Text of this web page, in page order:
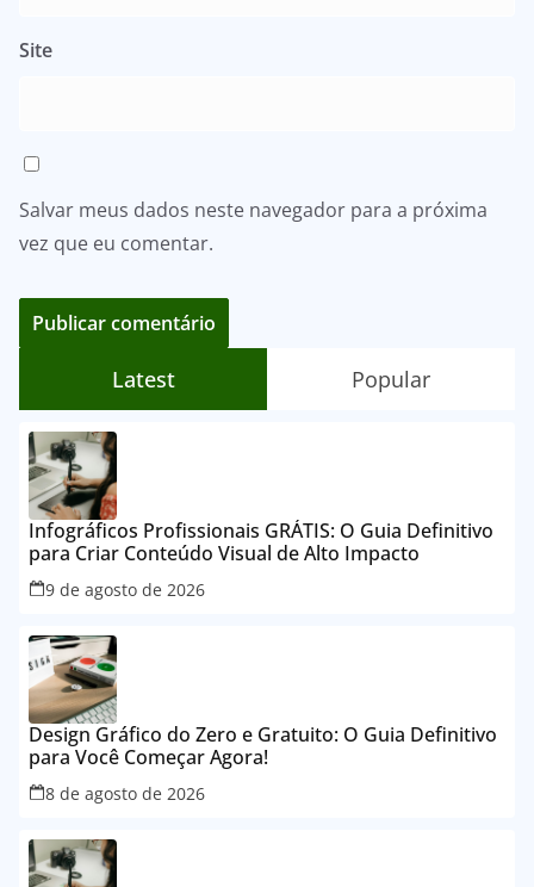
Site
Salvar meus dados neste navegador para a próxima
vez que eu comentar.
Latest Popular
Infográficos Profissionais GRÁTIS: O Guia Definitivo
para Criar Conteúdo Visual de Alto Impacto
9 de agosto de 2026
Design Gráfico do Zero e Gratuito: O Guia Definitivo
para Você Começar Agora!
8 de agosto de 2026